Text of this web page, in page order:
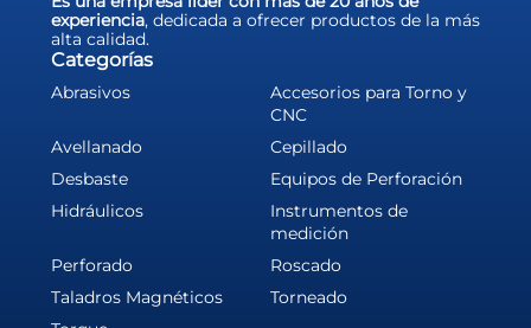
experiencia, dedicada a ofrecer productos de la más
alta calidad.
Categorías
Abrasivos
Accesorios para Torno y
CNC
Avellanado
Cepillado
Desbaste
Equipos de Perforación
Hidráulicos
Instrumentos de
medición
Perforado
Roscado
Taladros Magnéticos
Torneado